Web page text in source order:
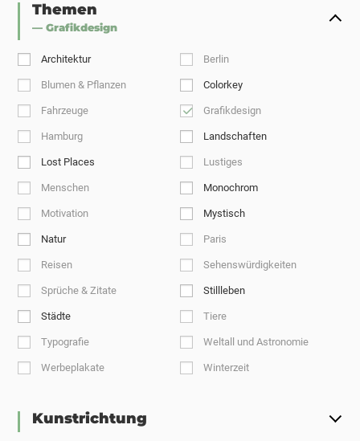
Themen
— Grafikdesign
Architektur Berlin
Blumen & Pflanzen Colorkey
Fahrzeuge Grafikdesign
Hamburg Landschaften
Lost Places Lustiges
Menschen Monochrom
Motivation Mystisch
Natur Paris
Reisen Sehenswürdigkeiten
Sprüche & Zitate Stillleben
Städte Tiere
Typografie Weltall und Astronomie
Werbeplakate Winterzeit
Kunstrichtung